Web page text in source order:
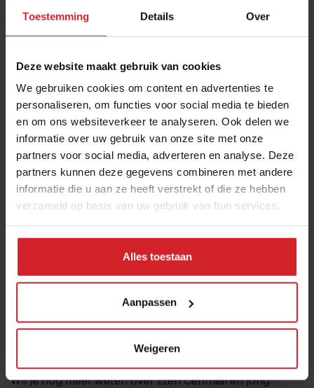
Toestemming Details Over
Deze website maakt gebruik van cookies
We gebruiken cookies om content en advertenties te
personaliseren, om functies voor social media te bieden
en om ons websiteverkeer te analyseren. Ook delen we
informatie over uw gebruik van onze site met onze
partners voor social media, adverteren en analyse. Deze
partners kunnen deze gegevens combineren met andere
informatie die u aan ze heeft verstrekt of die ze hebben
verzameld op basis van uw gebruik van hun services.
Alles toestaan
Aanpassen
Weigeren
bijvoorbeeld ook 'Bakje pleur voor de conducteur'
bedacht. Dit is een koffieconcept waarbij je niet alleen
Er is tegenwoordig veel geweld in de trein wat zwaar is
voor veel conducteurs en zo wordt de afstand tussen
reiziger en conducteur kleiner. We hopen dat er meer
openbare plekken komen waar ruimte wordt gegeven
aan kleine ondernemers. Niet alleen op stations, maar
ook bijvoorbeeld op luchthavens, Nu staan er altijd
vaste formules en grote ketens op dit soort plekken.
Met dit concept willen we laten zien dat je de
vieren. Dat er bijvoorbeeld verse pizza’s ter plekke
worden gemaakt of koffie wordt geschonken van een
koffiebrander die nog geen anderhalve kilometer
verderop zit. We hopen oprecht dat dit concept een
Wil je nog meer weten over Eten Centraal en jong